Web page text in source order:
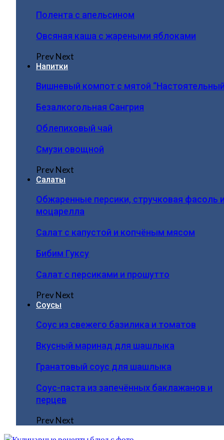
Полента с апельсином
Овсяная каша с жареными яблоками
PrevNext
Напитки
Вишневый компот с мятой
Безалкогольная Сангрия
Облепиховый чай
Смузи овощной
PrevNext
Салаты
Обжаренные персики, стручковая фасоль
моцарелла
Салат с капустой и копчёным мясом
Бибим Гуксу
Салат с персиками и прошутто
PrevNext
Соусы
Соус из свежего базилика и томатов
Вкусный маринад для шашлыка
Гранатовый соус для шашлыка
Соус-паста из запечённых баклажанов и
перцев
PrevNext